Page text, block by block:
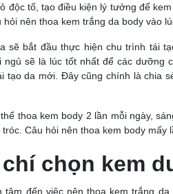
độc tố, tạo điều kiện lý tưởng để
hỏi nên thoa kem trắng da body vào
sẽ bắt đầu thực hiện chu trình tái
ngủ sẽ là lúc tốt nhất để các dưỡng
tạo da mới. Đây cũng chính là chia
thoa kem body 2 lần mỗi ngày,
Câu hỏi nên thoa kem body mấy
chọn kem
tâm đến việc nên thoa kem trắng